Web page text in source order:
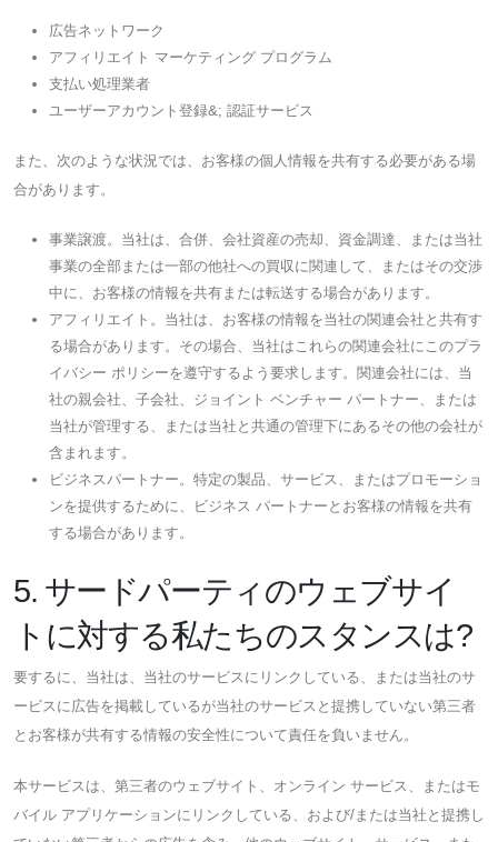
広告ネットワーク
アフィリエイト マーケティング プログラム
支払い処理業者
ユーザーアカウント登録&; 認証サービス
また、次のような状況では、お客様の個人情報を共有する必要がある場
合があります。
事業譲渡。当社は、合併、会社資産の売却、資金調達、または当社
事業の全部または一部の他社への買収に関連して、またはその交渉
中に、お客様の情報を共有または転送する場合があります。
アフィリエイト。当社は、お客様の情報を当社の関連会社と共有す
る場合があります。その場合、当社はこれらの関連会社にこのプラ
イバシー ポリシーを遵守するよう要求します。関連会社には、当
社の親会社、子会社、ジョイント ベンチャー パートナー、または
当社が管理する、または当社と共通の管理下にあるその他の会社が
含まれます。
ビジネスパートナー。特定の製品、サービス、またはプロモーショ
ンを提供するために、ビジネス パートナーとお客様の情報を共有
する場合があります。
5. サードパーティのウェブサイ
トに対する私たちのスタンスは?
要するに、当社は、当社のサービスにリンクしている、または当社のサ
ービスに広告を掲載しているが当社のサービスと提携していない第三者
とお客様が共有する情報の安全性について責任を負いません。
本サービスは、第三者のウェブサイト、オンライン サービス、またはモ
バイル アプリケーションにリンクしている、および/または当社と提携し